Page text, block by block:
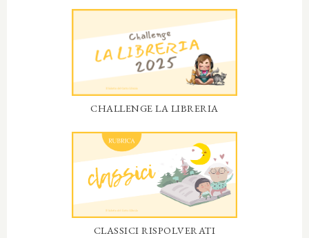
CHALLENGE LA LIBRERIA
CLASSICI RISPOLVERATI